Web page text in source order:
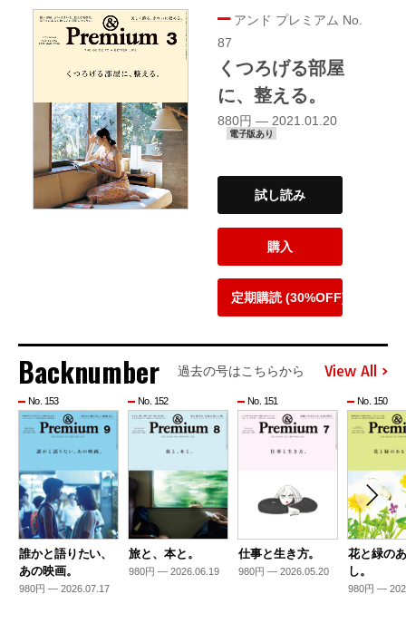
アンド プレミアム No.
87
くつろげる部屋
に、整える。
880円 — 2021.01.20
電子版あり
試し読み
購入
定期購読 (30%OFF)
Backnumber 過去の号はこちらから View All
No. 153
誰かと語りたい、
あの映画。
980円 — 2026.07.17
No. 152
旅と、本と。
980円 — 2026.06.19
No. 151
仕事と生き方。
980円 — 2026.05.20
No. 150
花と緑の
し。
980円 —